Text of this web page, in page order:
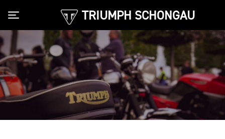
TRIUMPH SCHONGAU
Toggle navigation